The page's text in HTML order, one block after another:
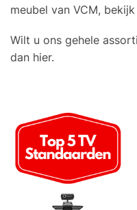
meubel van VCM,
Wilt u ons gehele
dan hier.